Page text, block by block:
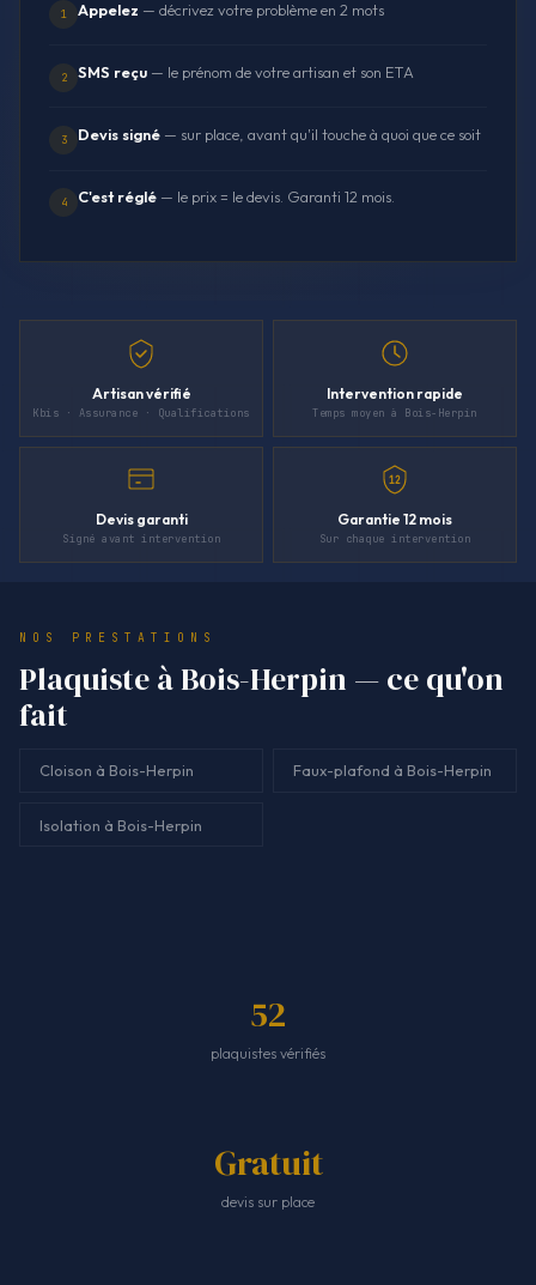
1 Appelez — décrivez votre problème en 2 mots
2 SMS reçu — le prénom de votre artisan et son ETA
3 Devis signé — sur place, avant qu'il touche à quoi que ce soit
4 C'est réglé — le prix = le devis. Garanti 12 mois.
Artisan vérifié
Kbis · Assurance · Qualifications
Intervention rapide
Temps moyen à Bois-Herpin
Devis garanti
Signé avant intervention
12
Garantie 12 mois
Sur chaque intervention
NOS PRESTATIONS
Plaquiste à Bois-Herpin — ce qu'on
fait
Cloison à Bois-Herpin Faux-plafond à Bois-Herpin
Isolation à Bois-Herpin
52
plaquistes vérifiés
Gratuit
devis sur place